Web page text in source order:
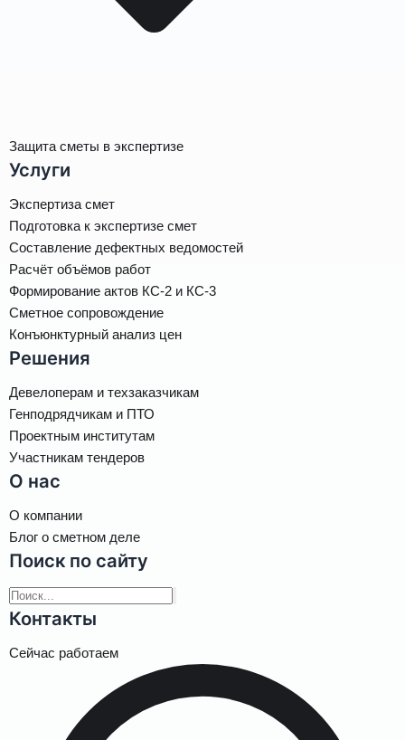
Защита сметы в экспертизе
Услуги
Экспертиза смет
Подготовка к экспертизе смет
Составление дефектных ведомостей
Расчёт объёмов работ
Формирование актов КС-2 и КС-3
Сметное сопровождение
Конъюнктурный анализ цен
Решения
Девелоперам и техзаказчикам
Генподрядчикам и ПТО
Проектным институтам
Участникам тендеров
О нас
О компании
Блог о сметном деле
Поиск по сайту
Контакты
Сейчас работаем